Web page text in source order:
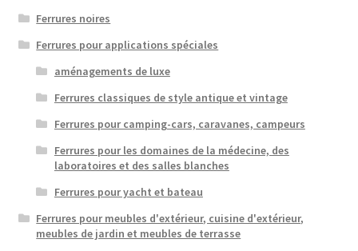
Ferrures noires
Ferrures pour applications spéciales
aménagements de luxe
Ferrures classiques de style antique et vintage
Ferrures pour camping-cars, caravanes, campeurs
Ferrures pour les domaines de la médecine, des
laboratoires et des salles blanches
Ferrures pour yacht et bateau
Ferrures pour meubles d'extérieur, cuisine d'extérieur,
meubles de jardin et meubles de terrasse